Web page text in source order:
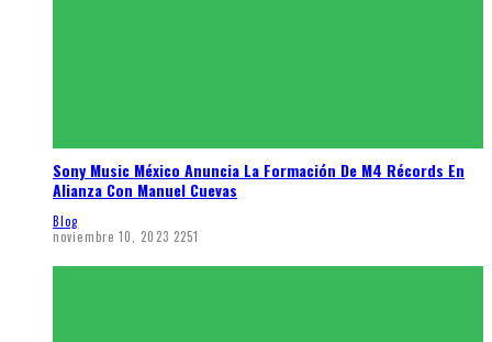
Sony Music México Anuncia La Formación De M4 Récords En
Alianza Con Manuel Cuevas
Blog
noviembre 10, 2023 2251